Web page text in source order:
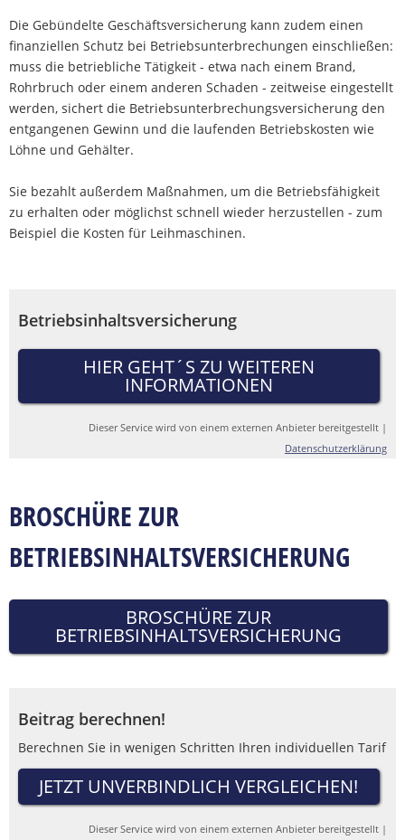
Die Gebündelte Geschäftsversicherung kann zudem einen
finanziellen Schutz bei Betriebsunterbrechungen einschließen:
muss die betriebliche Tätigkeit - etwa nach einem Brand,
Rohrbruch oder einem anderen Schaden - zeitweise eingestellt
werden, sichert die Betriebsunterbrechungsversicherung den
entgangenen Gewinn und die laufenden Betriebskosten wie
Löhne und Gehälter.
Sie bezahlt außerdem Maßnahmen, um die Betriebsfähigkeit
zu erhalten oder möglichst schnell wieder herzustellen - zum
Beispiel die Kosten für Leihmaschinen.
Betriebsinhaltsversicherung
HIER GEHT´S ZU WEITEREN
INFORMATIONEN
Dieser Service wird von einem externen Anbieter bereitgestellt |
Datenschutzerklärung
BROSCHÜRE ZUR
BETRIEBSINHALTSVERSICHERUNG
BROSCHÜRE ZUR
BETRIEBSINHALTSVERSICHERUNG
Beitrag berechnen!
Berechnen Sie in wenigen Schritten Ihren individuellen Tarif
JETZT UNVERBINDLICH VERGLEICHEN!
Dieser Service wird von einem externen Anbieter bereitgestellt |